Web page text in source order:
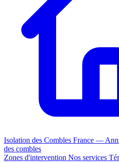
Isolation des Combles France —
des combles
Zones d'intervention Nos services